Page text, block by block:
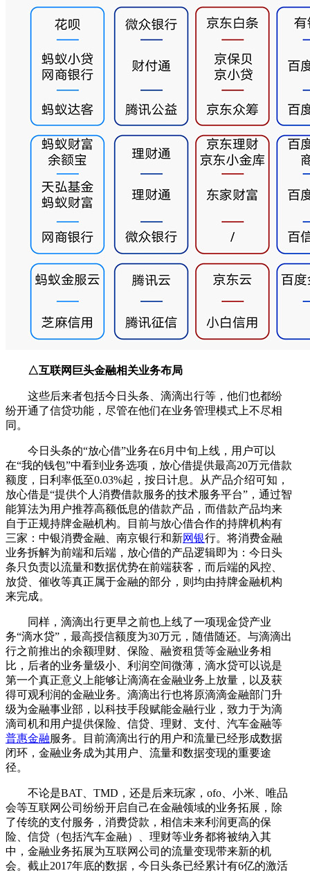
△互联网巨头金融相关业务布局
这些后来者包括今日头条、滴滴出行等，他们也都纷
纷开通了信贷功能，尽管在他们在业务管理模式上不尽相
同。
今日头条的“放心借”业务在6月中旬上线，用户可以
在“我的钱包”中看到业务选项，放心借提供最高20万元借款
额度，日利率低至0.03%起，按日计息。从产品介绍可知，
放心借是“提供个人消费借款服务的技术服务平台”，通过智
能算法为用户推荐高额低息的借款产品，而借款产品均来
自于正规持牌金融机构。目前与放心借合作的持牌机构有
三家：中银消费金融、南京银行和新网银行。将消费金融
业务拆解为前端和后端，放心借的产品逻辑即为：今日头
条只负责以流量和数据优势在前端获客，而后端的风控、
放贷、催收等真正属于金融的部分，则均由持牌金融机构
来完成。
同样，滴滴出行更早之前也上线了一项现金贷产业
务“滴水贷”，最高授信额度为30万元，随借随还。与滴滴出
行之前推出的余额理财、保险、融资租赁等金融业务相
比，后者的业务量级小、利润空间微薄，滴水贷可以说是
第一个真正意义上能够让滴滴在金融业务上放量，以及获
得可观利润的金融业务。滴滴出行也将原滴滴金融部门升
级为金融事业部，以科技手段赋能金融行业，致力于为滴
滴司机和用户提供保险、信贷、理财、支付、汽车金融等
普惠金融服务。目前滴滴出行的用户和流量已经形成数据
闭环，金融业务成为其用户、流量和数据变现的重要途
径。
不论是BAT、TMD，还是后来玩家，ofo、小米、唯品
会等互联网公司纷纷开启自己在金融领域的业务拓展，除
了传统的支付服务，消费贷款，相信未来利润更高的保
险、信贷（包括汽车金融）、理财等业务都将被纳入其
中，金融业务拓展为互联网公司的流量变现带来新的机
会。截止2017年底的数据，今日头条已经累计有6亿的激活